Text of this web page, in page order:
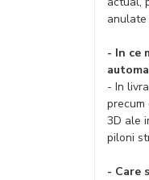
- In ce
- In
precum
3D ale
piloni
- Care